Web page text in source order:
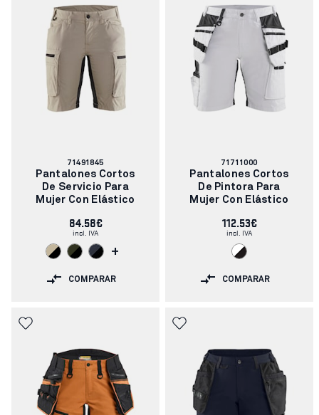
Número
de
artículo:
71491845
Pantalones Cortos
De Servicio Para
Mujer Con Elástico
84.58€
incl. IVA
+
COMPARAR
Número
de
artículo:
71711000
Pantalones Cortos
De Pintora Para
Mujer Con Elástico
112.53€
incl. IVA
COMPARAR